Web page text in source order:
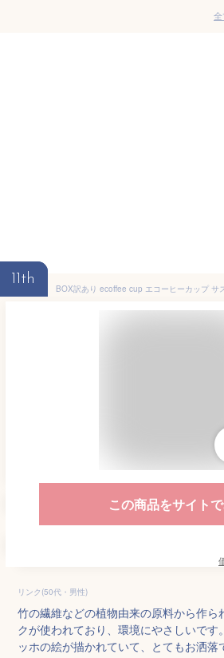
11th
この商品をサイト
リンク(50代・男性)
竹の繊維などの植物由来の原料から作ら
クが使われており、環境にやさしいです
ッホの絵が描かれていて、とてもお洒落